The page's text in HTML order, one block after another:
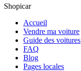
Shopicar
Accueil
Vendre ma voiture
Guide des voitures
FAQ
Blog
Pages locales